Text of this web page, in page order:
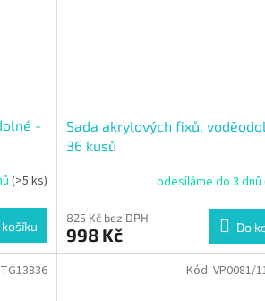
-
(>5 ks)
Sada akrylových fixů,
36 kusů
odesíláme do 3 dnů
825 Kč bez DPH
998 Kč Do
TG13836 Kód: VP0081/